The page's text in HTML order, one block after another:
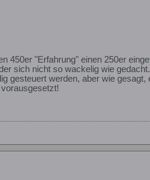
450er "Erfahrung" einen 250er
sich nicht so wackelig wie gedacht.
gesteuert werden, aber wie gesagt,